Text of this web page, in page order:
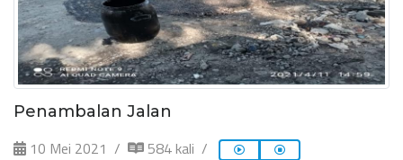
Penambalan Jalan
10 Mei 2021
584 kali